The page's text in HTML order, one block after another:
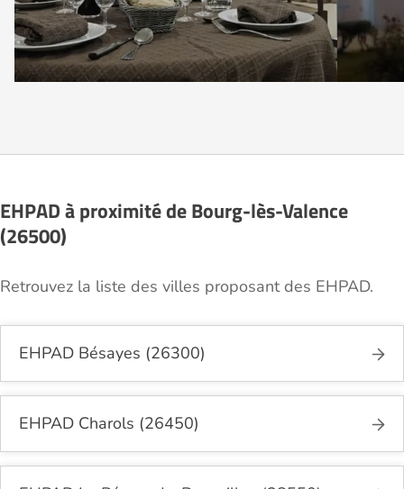
EHPAD à proximité de Bourg-lès-Valence
(26500)
Retrouvez la liste des villes proposant des EHPAD.
EHPAD Bésayes (26300)
EHPAD Charols (26450)